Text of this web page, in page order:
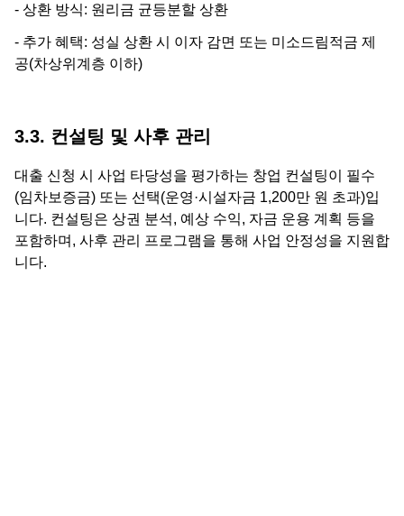
- 상환 방식: 원리금 균등분할 상환
- 추가 혜택: 성실 상환 시 이자 감면 또는 미소드림적금 제
공(차상위계층 이하)
3.3. 컨설팅 및 사후 관리
대출 신청 시 사업 타당성을 평가하는 창업 컨설팅이 필수
(임차보증금) 또는 선택(운영·시설자금 1,200만 원 초과)입
니다. 컨설팅은 상권 분석, 예상 수익, 자금 운용 계획 등을
포함하며, 사후 관리 프로그램을 통해 사업 안정성을 지원합
니다.